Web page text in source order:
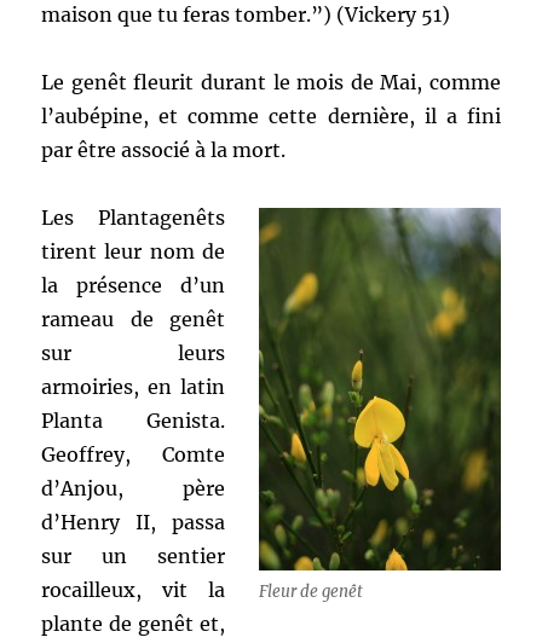
maison que tu feras tomber.”) (Vickery 51)
Le genêt fleurit durant le mois de Mai, comme
l’aubépine, et comme cette dernière, il a fini
par être associé à la mort.
Fleur de genêt
Les Plantagenêts
tirent leur nom de
la présence d’un
rameau de genêt
sur leurs
armoiries, en latin
Planta Genista.
Geoffrey, Comte
d’Anjou, père
d’Henry II, passa
sur un sentier
rocailleux, vit la
plante de genêt et,